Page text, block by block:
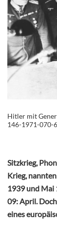
Hitler mit
146-1971-070-
Sitzkrieg,
Krieg,
1939 und Mai
09: April.
eines